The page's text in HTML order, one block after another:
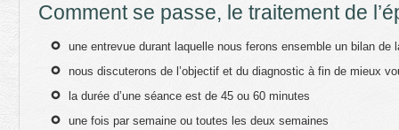
Comment se passe, le traitement de
une entrevue durant laquelle nous ferons ensemble un bilan de
nous discuterons de l’objectif et du diagnostic à fin de mieux
la durée d’une séance est de 45 ou 60 minutes
une fois par semaine ou toutes les deux semaines